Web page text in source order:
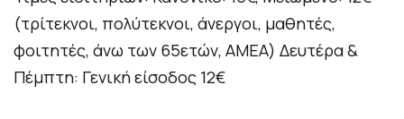
(τρίτεκνοι, πολύτεκνοι, άνεργοι, μαθητές,
φοιτητές, άνω των 65ετών, ΑΜΕΑ) Δευτέρα &
Πέμπτη: Γενική είσοδος 12€